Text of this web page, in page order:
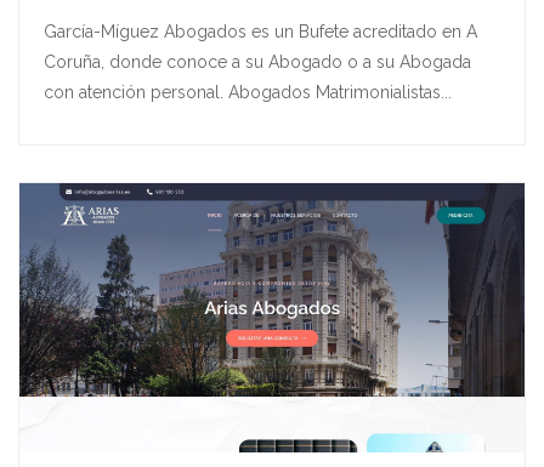
García-Míguez Abogados es un Bufete acreditado en A
Coruña, donde conoce a su Abogado o a su Abogada
con atención personal. Abogados Matrimonialistas...